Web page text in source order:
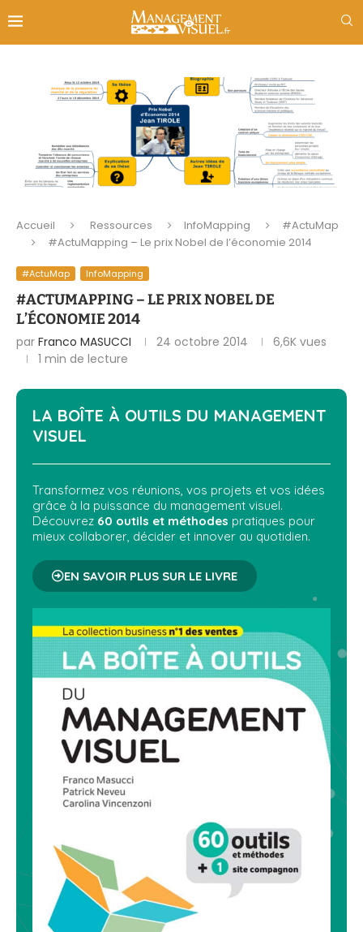
Accueil Ressources InfoMapping
#ActuMap
#ActuMapping – Le prix Nobel de l’économie 2014
#ActuMap InfoMapping
#ACTUMAPPING – LE PRIX NOBEL DE
L’ÉCONOMIE 2014
par Franco MASUCCI 24 octobre 2014 6,6K vues
1 min de lecture
LA BOÎTE À OUTILS DU MANAGEMENT
VISUEL
Transformez vos réunions, vos projets et vos idées
grâce à la puissance du management visuel.
Découvrez 60 outils et méthodes pratiques pour
mieux collaborer, décider et innover au quotidien.
EN SAVOIR PLUS SUR LE LIVRE